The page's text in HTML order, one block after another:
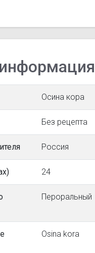
Осина кора
Без рецепта
Россия
24
Пероральный
Osina kora